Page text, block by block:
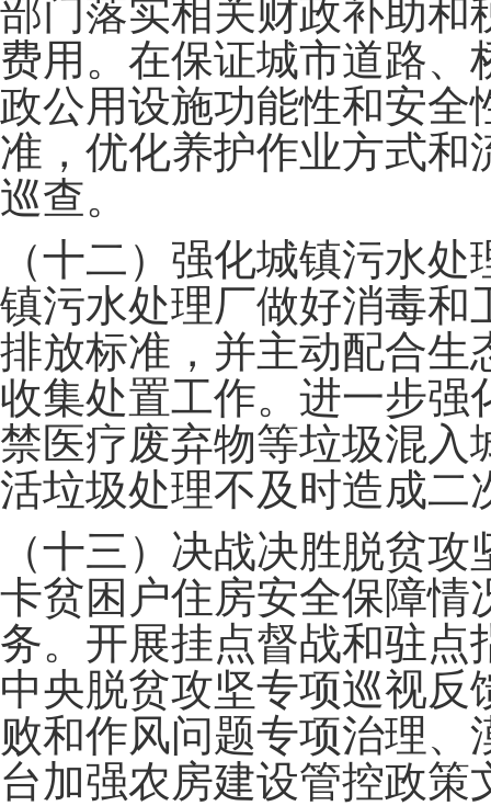
部门落实相关财政补助和
费用。在保证城市道路
政公用设施功能性和安全
准，优化养护作业方式和
巡查。
（十二）强化城镇污水
镇污水处理厂做好消毒和
排放标准，并主动配合生
收集处置工作。进一步强
禁医疗废弃物等垃圾混入
活垃圾处理不及时造成二
（十三）决战决胜脱贫
卡贫困户住房安全保障情
务。开展挂点督战和驻点
中央脱贫攻坚专项巡视
败和作风问题专项治理
台加强农房建设管控政